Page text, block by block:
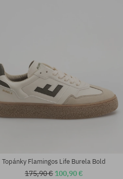
Topánky Flamingos Life Burela Bold
175,90 € 100,90 €